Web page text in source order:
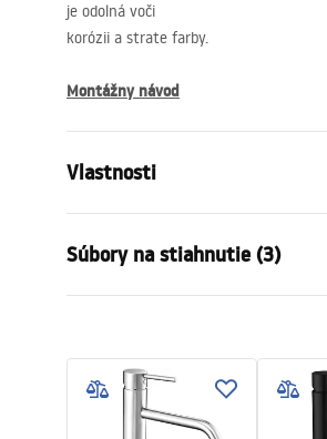
je odolná voči
korózii a strate farby.
Montážny návod
Vlastnosti
Spôsob montáže
Farba
Materiál
Rozsah výtoku
Súbory na stiahnutie (3)
Warranty_Terms_and_Conditions_
Faucets_-_5.pdf